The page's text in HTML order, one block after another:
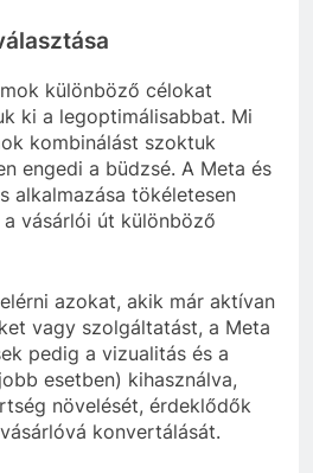
különböző célokat
ki a legoptimálisabbat. Mi
kombinálást szoktuk
engedi a büdzsé. A Meta és
alkalmazása tökéletesen
vásárlói út különböző
azokat, akik már aktívan
vagy szolgáltatást, a Meta
pedig a vizualitás és a
esetben) kihasználva,
növelését, érdeklődők
konvertálását.